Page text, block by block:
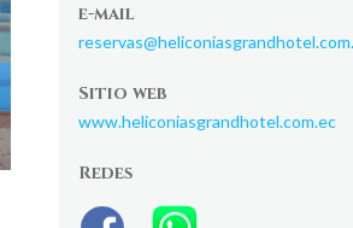
e-mail
Sitio web
www.heliconiasgrandhotel.com.ec
Redes